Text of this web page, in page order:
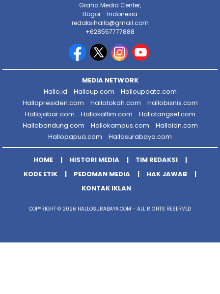
Graha Media Center,
Bogor - Indonesia
redaksihallo@gmail.com
+628557777888
MEDIA NETWORK
Hallo.id
Halloup.com
Halloupdate.com
Hallopresiden.com
Hallotokoh.com
Hallobisnis.com
Hallojabar.com
Hallokaltim.com
Hallotangsel.com
Hallobandung.com
Hallokampus.com
Halloidn.com
Hallopapua.com
Hallosurabaya.com
HOME HISTORI MEDIA
TIM REDAKSI
KODE ETIK
PEDOMAN MEDIA
HAK JAWAB
KONTAK IKLAN
COPYRIGHT © 2026 HALLOSURABAYA.COM - ALL RIGHTS RESERVED